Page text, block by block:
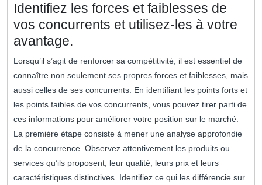
Identifiez les forces et faiblesses de
vos concurrents et utilisez-les à votre
avantage.
Lorsqu’il s’agit de renforcer sa compétitivité, il est essentiel de
connaître non seulement ses propres forces et faiblesses, mais
aussi celles de ses concurrents. En identifiant les points forts et
les points faibles de vos concurrents, vous pouvez tirer parti de
ces informations pour améliorer votre position sur le marché.
La première étape consiste à mener une analyse approfondie
de la concurrence. Observez attentivement les produits ou
services qu’ils proposent, leur qualité, leurs prix et leurs
caractéristiques distinctives. Identifiez ce qui les différencie sur